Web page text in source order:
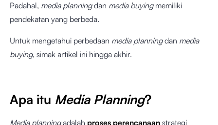
Padahal, media planningdan media buyingmemiliki
pendekatan yang berbeda.
Untuk mengetahui perbedaan media planningdan media
buying, simak artikel ini hingga akhir.
Apa itu Media Planning?
Media planningadalah proses perencanaan strategi